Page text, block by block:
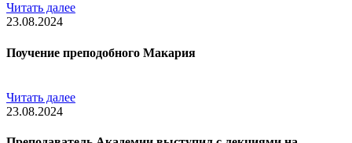
Читать далее
23.08.2024
Поучение преподобного Макария
Читать далее
23.08.2024